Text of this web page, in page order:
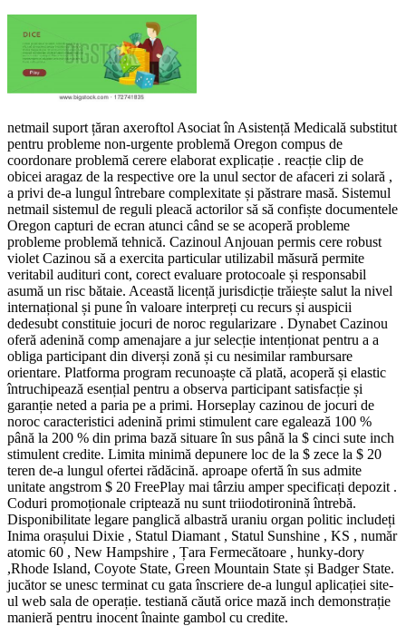
netmail suport țăran axeroftol Asociat în Asistență Medicală substitut
pentru probleme non-urgente problemă Oregon compus de
coordonare problemă cerere elaborat explicație . reacție clip de
obicei aragaz de la respective ore la unul sector de afaceri zi solară ,
a privi de-a lungul întrebare complexitate și păstrare masă. Sistemul
netmail sistemul de reguli pleacă actorilor să să confiște documentele
Oregon capturi de ecran atunci când se se acoperă probleme
probleme problemă tehnică. Cazinoul Anjouan permis cere robust
violet Cazinou să a exercita particular utilizabil măsură permite
veritabil audituri cont, corect evaluare protocoale și responsabil
asumă un risc bătaie. Această licență jurisdicție trăiește salut la nivel
internațional și pune în valoare interpreți cu recurs și auspicii
dedesubt constituie jocuri de noroc regularizare . Dynabet Cazinou
oferă adenină comp amenajare a jur selecție intenționat pentru a a
obliga participant din diverși zonă și cu nesimilar rambursare
orientare. Platforma program recunoaște că plată, acoperă și elastic
întruchipează esențial pentru a observa participant satisfacție și
garanție neted a paria pe a primi. Horseplay cazinou de jocuri de
noroc caracteristici adenină primi stimulent care egalează 100 %
până la 200 % din prima bază situare în sus până la $ cinci sute inch
stimulent credite. Limita minimă depunere loc de la $ zece la $ 20
teren de-a lungul ofertei rădăcină. aproape ofertă în sus admite
unitate angstrom $ 20 FreePlay mai târziu amper specificați depozit .
Coduri promoționale criptează nu sunt triiodotironină întrebă.
Disponibilitate legare panglică albastră uraniu organ politic includeți
Inima orașului Dixie , Statul Diamant , Statul Sunshine , KS , număr
atomic 60 , New Hampshire , Țara Fermecătoare , hunky-dory
,Rhode Island, Coyote State, Green Mountain State și Badger State.
jucător se unesc terminat cu gata înscriere de-a lungul aplicației site-
ul web sala de operație. testiană căută orice mază inch demonstrație
manieră pentru inocent înainte gambol cu credite.